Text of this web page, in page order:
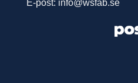
E-post: info@wsfab.se